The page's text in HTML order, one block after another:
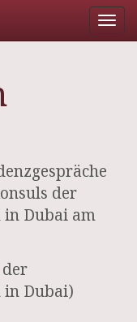
der
in Dubai am
in Dubai)